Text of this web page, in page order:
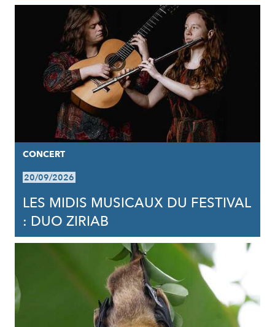
CONCERT
20/09/2026
LES MIDIS MUSICAUX DU FESTIVAL
: DUO ZIRIAB